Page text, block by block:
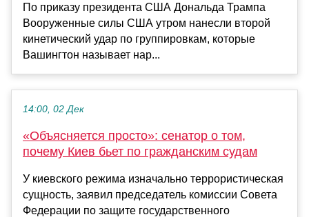
По приказу президента США Дональда Трампа
Вооруженные силы США утром нанесли второй
кинетический удар по группировкам, которые
Вашингтон называет нар...
14:00, 02 Дек
«Объясняется просто»: сенатор о том,
почему Киев бьет по гражданским судам
У киевского режима изначально террористическая
сущность, заявил председатель комиссии Совета
Федерации по защите государственного